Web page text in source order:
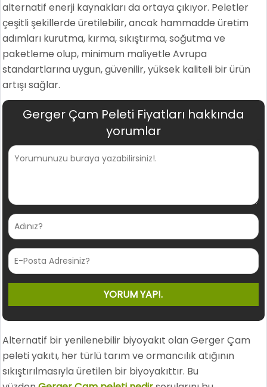
alternatif enerji kaynakları da ortaya çıkıyor. Peletler
çeşitli şekillerde üretilebilir, ancak hammadde üretim
adımları kurutma, kırma, sıkıştırma, soğutma ve
paketleme olup, minimum maliyetle Avrupa
standartlarına uygun, güvenilir, yüksek kaliteli bir ürün
artışı sağlar.
Gerger Çam Peleti Fiyatları hakkında
yorumlar
Alternatif bir yenilenebilir biyoyakıt olan Gerger Çam
peleti yakıtı, her türlü tarım ve ormancılık atığının
sıkıştırılmasıyla üretilen bir biyoyakıttır. Bu